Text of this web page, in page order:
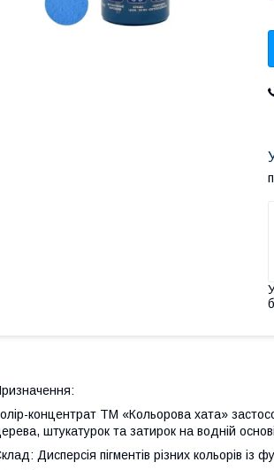
концентрат ТМ «Кольорова хата»
штукатурок та затирок на водній основі
Дисперсія пігментів різних кольорів із